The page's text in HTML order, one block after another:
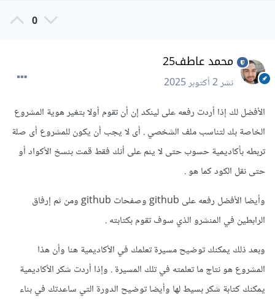
0
محمد عاطف25
نشر2 أكتوبر 2025
الأفضل لك إذا أردت رفعه على لينكد إن أن تقوم أولا بتغير هوية المشروع
الخاصة بك لتناسب ملف الشخصي . أى لا يجب أن يكون للمشروع أى صلة
تربطه بأكاديمية حسوب حتى لا ينم على أنك فقط قمت بنسخ الأكواد أو
حتى نقل الكود كما هو .
وأيضا الأفضل رفعه على github وصفحات github ومن ثم إرفاق
الرابطين في المنشرو الذي سوف تقوم بكتابته .
وبعد ذلك يمكنك توضيح مسيرة تعلمك في الأكاديمية هنا وأن هذا
المشروع هو نتاج ما تعلمته في تلك المسيرة . وإذا أردت شكر الأكاديمية
يمكنك كتابة شكر بسيط لها وأيضا توضيح الدورة التي ساعدتك في بناء